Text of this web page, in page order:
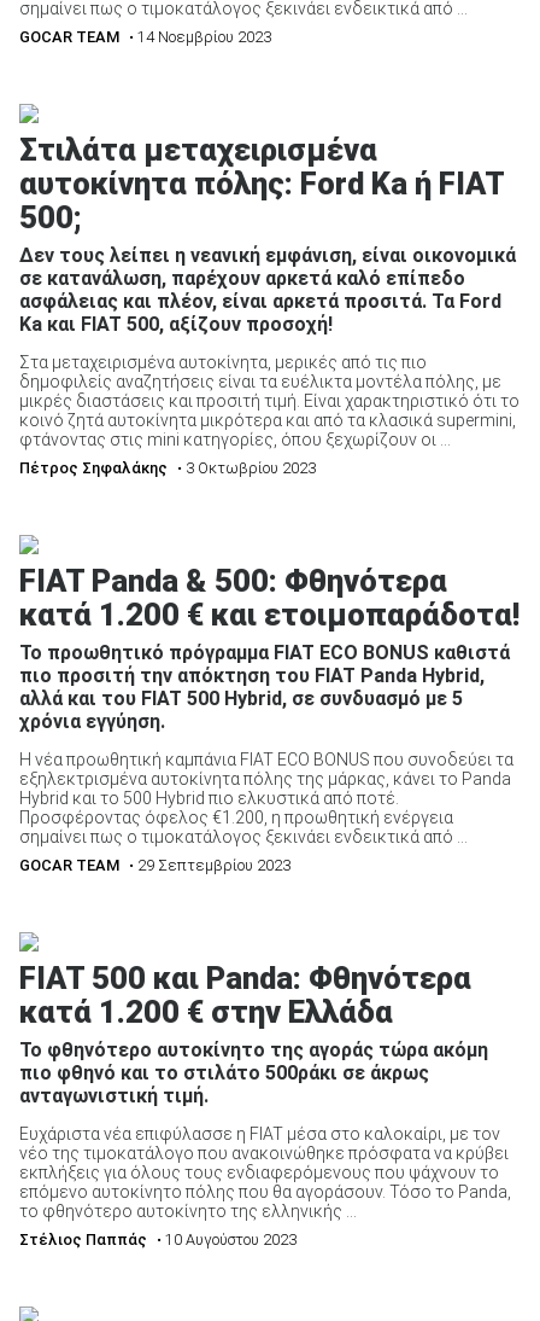
σημαίνει πως ο τιμοκατάλογος ξεκινάει ενδεικτικά από ...
GOCAR TEAM • 14 Νοεμβρίου 2023
Στιλάτα μεταχειρισμένα
αυτοκίνητα πόλης: Ford Ka ή FIAT
500;
Δεν τους λείπει η νεανική εμφάνιση, είναι οικονομικά
σε κατανάλωση, παρέχουν αρκετά καλό επίπεδο
ασφάλειας και πλέον, είναι αρκετά προσιτά. Τα Ford
Ka και FIAT 500, αξίζουν προσοχή!
Στα μεταχειρισμένα αυτοκίνητα, μερικές από τις πιο
δημοφιλείς αναζητήσεις είναι τα ευέλικτα μοντέλα πόλης, με
μικρές διαστάσεις και προσιτή τιμή. Είναι χαρακτηριστικό ότι το
κοινό ζητά αυτοκίνητα μικρότερα και από τα κλασικά supermini,
φτάνοντας στις mini κατηγορίες, όπου ξεχωρίζουν οι ...
Πέτρος Σηφαλάκης • 3 Οκτωβρίου 2023
FIAT Panda & 500: Φθηνότερα
κατά 1.200 € και ετοιμοπαράδοτα!
Το προωθητικό πρόγραμμα FIAT ECO BONUS καθιστά
πιο προσιτή την απόκτηση του FIAT Panda Hybrid,
αλλά και του FIAT 500 Hybrid, σε συνδυασμό με 5
χρόνια εγγύηση.
Η νέα προωθητική καμπάνια FIAT ECO BONUS που συνοδεύει τα
εξηλεκτρισμένα αυτοκίνητα πόλης της μάρκας, κάνει το Panda
Hybrid και το 500 Hybrid πιο ελκυστικά από ποτέ.
Προσφέροντας όφελος €1.200, η προωθητική ενέργεια
σημαίνει πως ο τιμοκατάλογος ξεκινάει ενδεικτικά από ...
GOCAR TEAM • 29 Σεπτεμβρίου 2023
FIAT 500 και Panda: Φθηνότερα
κατά 1.200 € στην Ελλάδα
Το φθηνότερο αυτοκίνητο της αγοράς τώρα ακόμη
πιο φθηνό και το στιλάτο 500ράκι σε άκρως
ανταγωνιστική τιμή.
Ευχάριστα νέα επιφύλασσε η FIAT μέσα στο καλοκαίρι, με τον
νέο της τιμοκατάλογο που ανακοινώθηκε πρόσφατα να κρύβει
εκπλήξεις για όλους τους ενδιαφερόμενους που ψάχνουν το
επόμενο αυτοκίνητο πόλης που θα αγοράσουν. Τόσο το Panda,
το φθηνότερο αυτοκίνητο της ελληνικής ...
Στέλιος Παππάς • 10 Αυγούστου 2023